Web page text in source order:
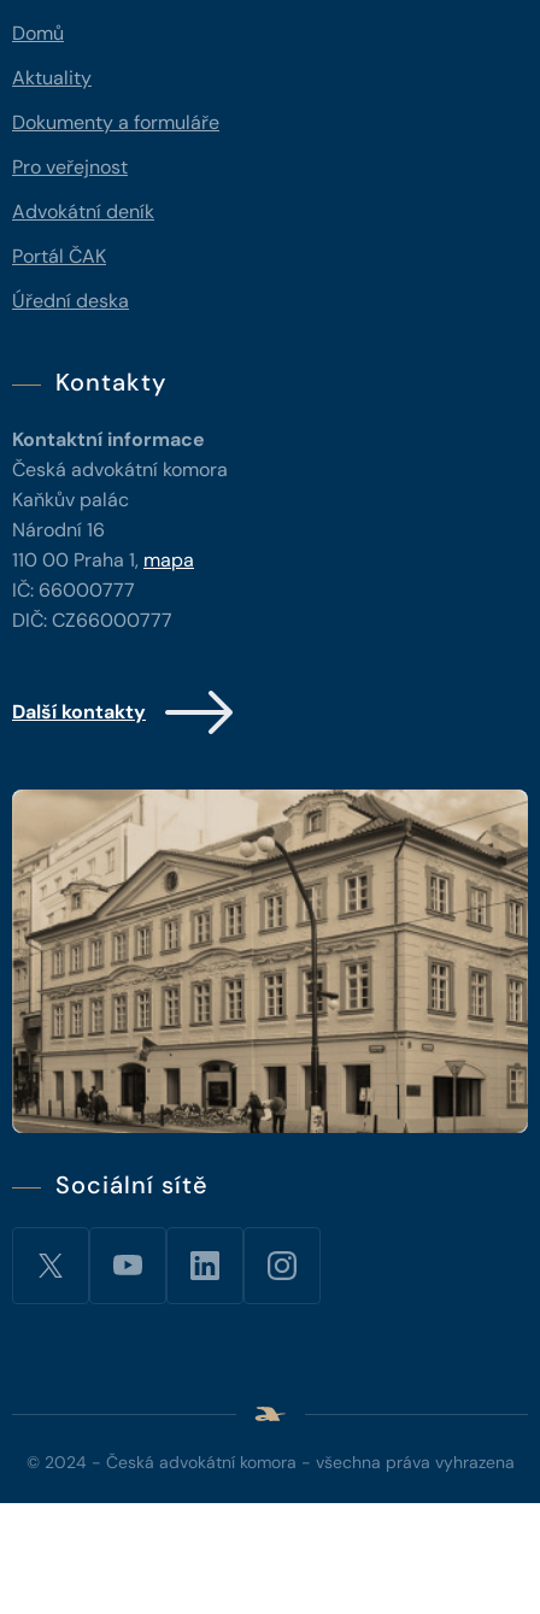
Domů
Aktuality
Dokumenty a formuláře
Pro veřejnost
Advokátní deník
Portál ČAK
Úřední deska
Kontakty
Kontaktní informace
Česká advokátní komora
Kaňkův palác
Národní 16
110 00 Praha 1, mapa
IČ: 66000777
DIČ: CZ66000777
Další kontakty
Sociální sítě
© 2024 - Česká advokátní komora - všechna práva vyhrazena